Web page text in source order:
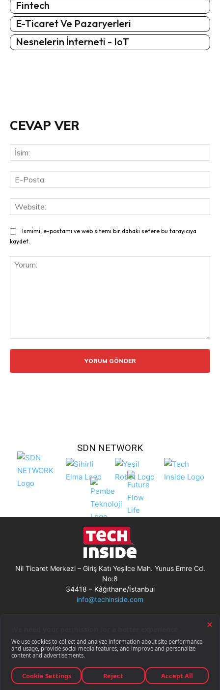
Fintech
E-Ticaret Ve Pazaryerleri
Nesnelerin İnterneti - IoT
CEVAP VER
Ismimi, e-postamı ve web sitemi bir dahaki sefere bu tarayıcıya
kaydet.
SDN NETWORK
Nil Ticaret Merkezi – Giriş Katı Yeşilce Mah. Yunus Emre Cd.
No:8
34418 – Kâğıthane/İstanbul
info@techinside.com
Gizlilik Bildirimi
RSS
© Techinside.com, İnternet Medyası